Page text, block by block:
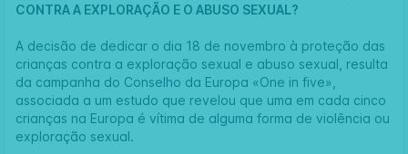
CONTRA A EXPLORAÇÃO E O ABUSO SEXUAL?
A decisão de dedicar o dia 18 de novembro à proteção das
crianças contra a exploração sexual e abuso sexual, resulta
da campanha do Conselho da Europa «One in five»,
associada a um estudo que revelou que uma em cada cinco
crianças na Europa é vítima de alguma forma de violência ou
exploração sexual.